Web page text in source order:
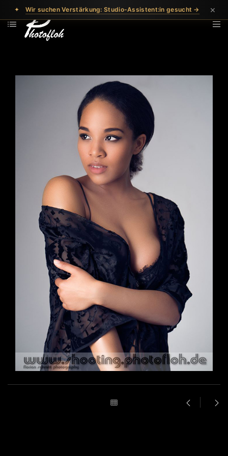
✦ Wir suchen Verstärkung: Studio-Assistent:in gesucht → ×